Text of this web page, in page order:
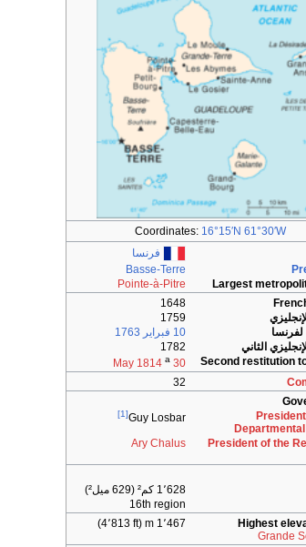
Coordinates: 16°15′N 61°30′W
فرنسا
Basse-Terre
Largest
Pointe-à-Pitre
1648
1759
لفرنسا
10 فبراير 1763
الثاني
1782
Second restitution
30 May 1814
a
32
Guy Losbar
[1]
President of the
Ary Chalus
1٬628 كم² (629 ميل²)
16th region
Highest
Grande
1٬467 m (4٬813 ft)